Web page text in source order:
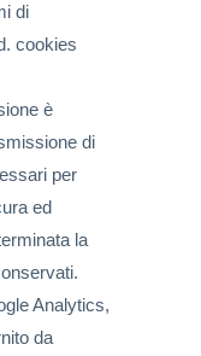
di
cookies
è
di
per
ed
la
Analytics,
da